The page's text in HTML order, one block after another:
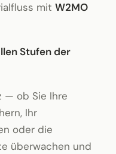
mit W2MO
Stufen der
— ob Sie Ihre
Ihr
oder die
überwachen und